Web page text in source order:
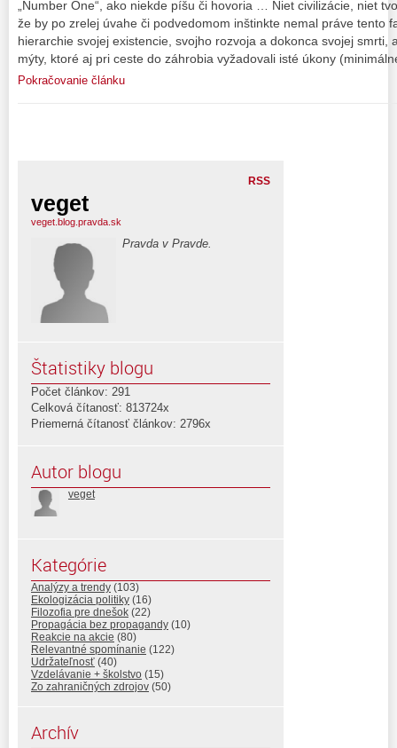
„Number One“, ako niekde píšu či hovoria … Niet civilizácie, niet
že by po zrelej úvahe či podvedomom inštinkte nemal práve tento
hierarchie svojej existencie, svojho rozvoja a dokonca svojej smrti,
mýty, ktoré aj pri ceste do záhrobia vyžadovali isté úkony
Pokračovanie článku
RSS
veget
veget.blog.pravda.sk
Pravda v Pravde.
Štatistiky blogu
Počet článkov: 291
Celková čítanosť: 813724x
Priemerná čítanosť článkov: 2796x
Autor blogu
veget
Kategórie
Analýzy a trendy (103)
Ekologizácia politiky (16)
Filozofia pre dnešok (22)
Propagácia bez propagandy (10)
Reakcie na akcie (80)
Relevantné spomínanie (122)
Udržateľnosť (40)
Vzdelávanie + školstvo (15)
Zo zahraničných zdrojov (50)
Archív